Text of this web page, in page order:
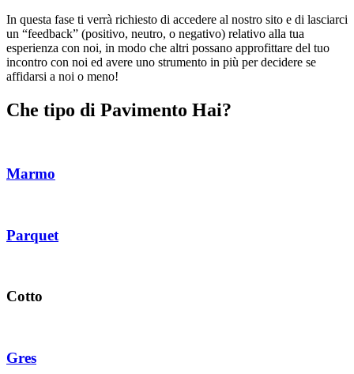
In questa fase ti verrà richiesto di accedere al nostro sito e di lasciarci
un “feedback” (positivo, neutro, o negativo) relativo alla tua
esperienza con noi, in modo che altri possano approfittare del tuo
incontro con noi ed avere uno strumento in più per decidere se
affidarsi a noi o meno!
Che tipo di Pavimento Hai?
Marmo
Parquet
Cotto
Gres